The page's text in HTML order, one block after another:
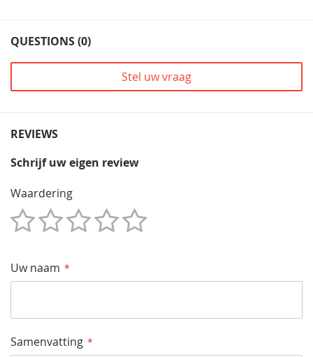
QUESTIONS (0)
Stel uw vraag
REVIEWS
Schrijf uw eigen review
Waardering
Uw naam
Samenvatting